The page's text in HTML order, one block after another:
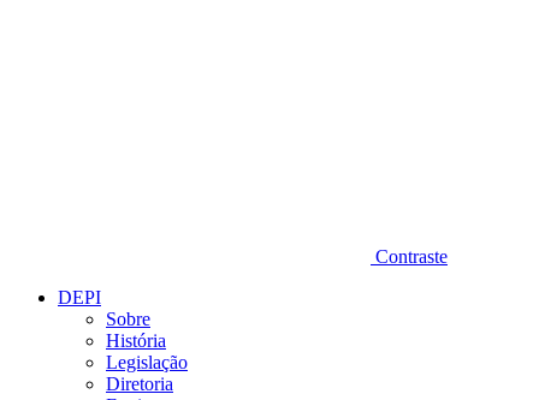
Contraste
DEPI
Sobre
História
Legislação
Diretoria